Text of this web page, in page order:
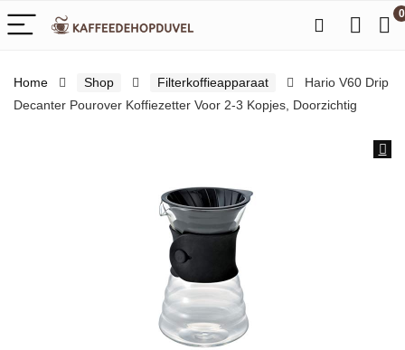
0
Home Shop Filterkoffieapparaat
Hario V60 Drip
Decanter Pourover Koffiezetter Voor 2-3 Kopjes, Doorzichtig